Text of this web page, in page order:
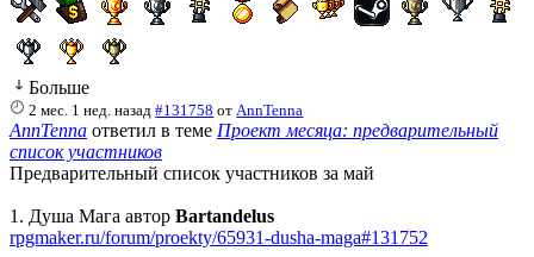
Больше
2 мес. 1 нед. назад #131758 от AnnTenna
AnnTenna ответил в теме Проект месяца: предварительный
список участников
Предварительный список участников за май
1. Душа Мага автор Bartandelus
rpgmaker.ru/forum/proekty/65931-dusha-maga#131752